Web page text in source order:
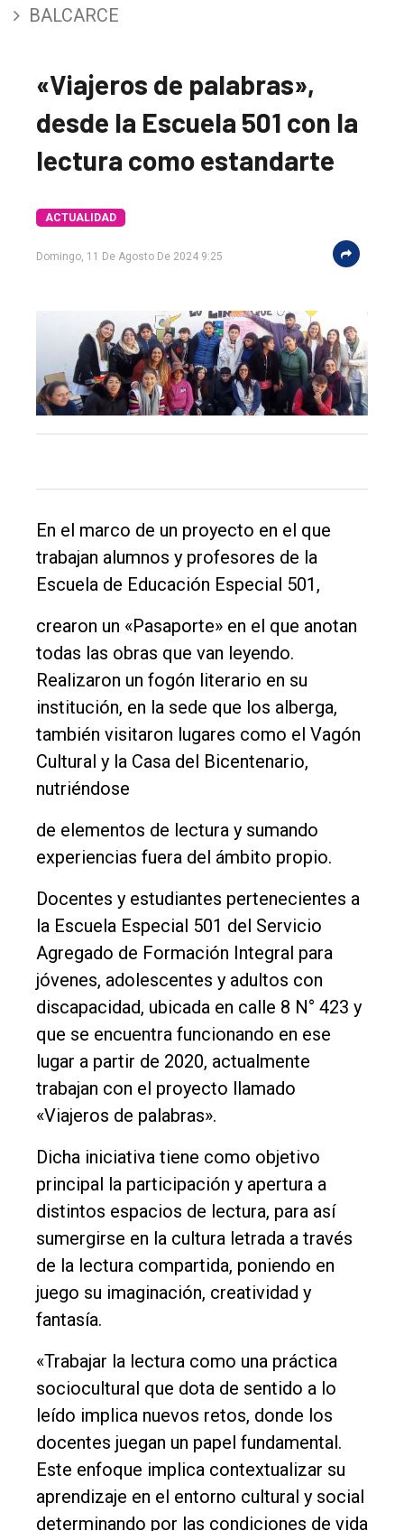
El
único
Balcarce
Inicio
General
Política
Cultura
Entrevistas
Deportes
Fúnebres
Edición
Empresa
Nosotros
Contacto
BALCARCE
«Viajeros de palabras»,
desde la Escuela 501 con la
lectura como estandarte
ACTUALIDAD
Domingo, 11 De Agosto De 2024 9:25
En el marco de un proyecto en el que
trabajan alumnos y profesores de la
Escuela de Educación Especial 501,
crearon un «Pasaporte» en el que anotan
todas las obras que van leyendo.
Realizaron un fogón literario en su
institución, en la sede que los alberga,
también visitaron lugares como el Vagón
Cultural y la Casa del Bicentenario,
nutriéndose
de elementos de lectura y sumando
experiencias fuera del ámbito propio.
Docentes y estudiantes pertenecientes a
la Escuela Especial 501 del Servicio
Agregado de Formación Integral para
jóvenes, adolescentes y adultos con
discapacidad, ubicada en calle 8 N° 423 y
que se encuentra funcionando en ese
lugar a partir de 2020, actualmente
trabajan con el proyecto llamado
«Viajeros de palabras».
Dicha iniciativa tiene como objetivo
principal la participación y apertura a
distintos espacios de lectura, para así
sumergirse en la cultura letrada a través
de la lectura compartida, poniendo en
juego su imaginación, creatividad y
fantasía.
«Trabajar la lectura como una práctica
sociocultural que dota de sentido a lo
leído implica nuevos retos, donde los
docentes juegan un papel fundamental.
Este enfoque implica contextualizar su
aprendizaje en el entorno cultural y social
determinando por las condiciones de vida